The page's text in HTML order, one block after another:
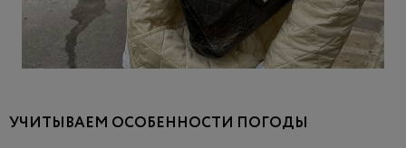
УЧИТЫВАЕМ ОСОБЕННОСТИ ПОГОДЫ